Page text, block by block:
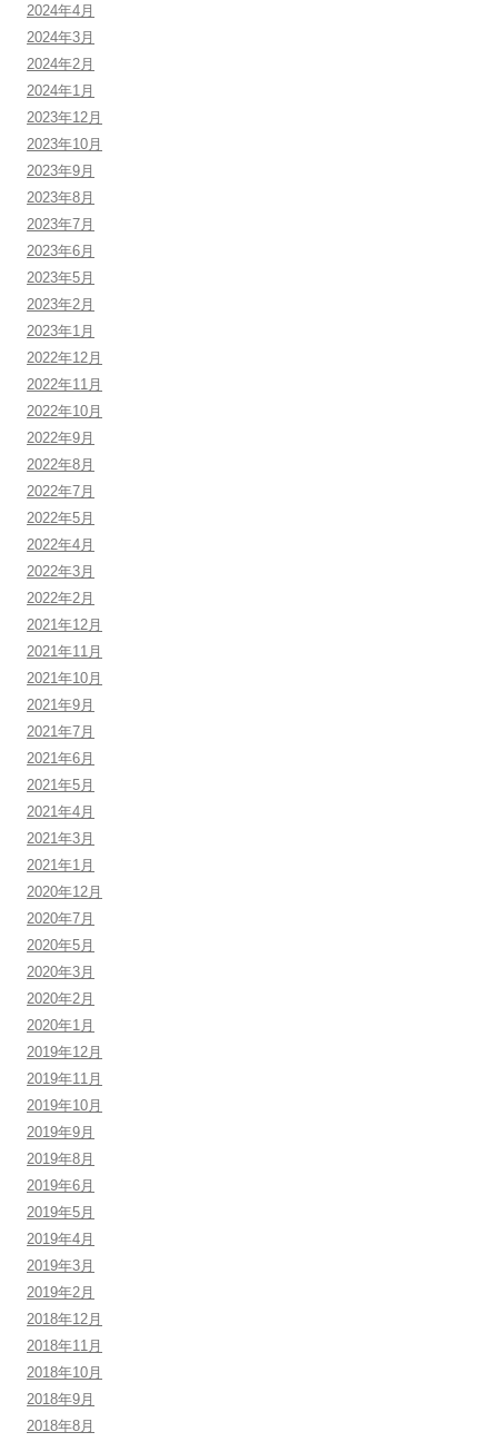
2024年4月
2024年3月
2024年2月
2024年1月
2023年12月
2023年10月
2023年9月
2023年8月
2023年7月
2023年6月
2023年5月
2023年2月
2023年1月
2022年12月
2022年11月
2022年10月
2022年9月
2022年8月
2022年7月
2022年5月
2022年4月
2022年3月
2022年2月
2021年12月
2021年11月
2021年10月
2021年9月
2021年7月
2021年6月
2021年5月
2021年4月
2021年3月
2021年1月
2020年12月
2020年7月
2020年5月
2020年3月
2020年2月
2020年1月
2019年12月
2019年11月
2019年10月
2019年9月
2019年8月
2019年6月
2019年5月
2019年4月
2019年3月
2019年2月
2018年12月
2018年11月
2018年10月
2018年9月
2018年8月